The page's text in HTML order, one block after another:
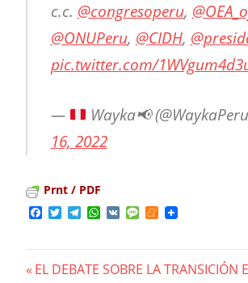
c.c. @congresoperu,
@ONUPeru, @CIDH,
pic.twitter.com/
— Wayka📢
16, 2022
Prnt / PDF
Facebook
TwitterTelegram
WhatsApp
VK MessageMeneame
Previous
EL DEBATE SOBRE LA TRANSICIÓN